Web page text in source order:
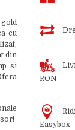
cu
din
si
RON
Easybox